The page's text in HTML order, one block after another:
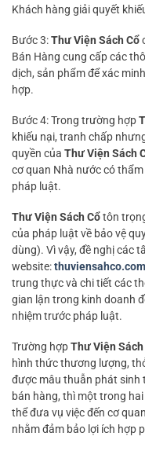
Khách hàng giải quyết
Bước 3:Thư Viện Sách Cổ
Bán Hàng cung cấp các
dịch, sản phẩm để xác
hợp.
Bước 4: Trong trường hợp
khiếu nại, tranh chấp
quyền của Thư Viện Sách
cơ quan Nhà nước có
pháp luật.
Thư Viện Sách Cổtôn
của pháp luật về bảo vệ
dùng). Vì vậy, đề nghị các
website:thuviensahco.com
trung thực và chi tiết các
gian lận trong kinh doanh
nhiệm trước pháp luật.
Trường hợpThư Viện Sách
hình thức thương lượng,
được mâu thuẫn phát sinh
bán hàng, thì một trong
thể đưa vụ việc đến cơ
nhằm đảm bảo lợi ích hợp